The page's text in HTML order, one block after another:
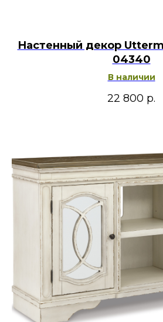
Настенный декор
04340
В наличии
22 800 р.